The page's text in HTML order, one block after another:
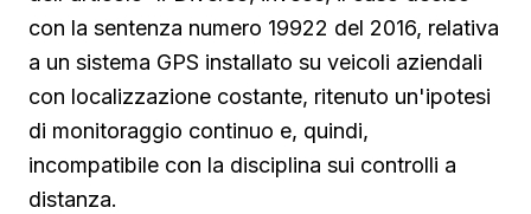
con la sentenza numero 19922 del 2016, relativa
a un sistema GPS installato su veicoli aziendali
con localizzazione costante, ritenuto un'ipotesi
di monitoraggio continuo e, quindi,
incompatibile con la disciplina sui controlli a
distanza.